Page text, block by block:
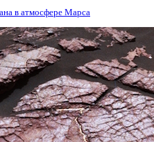
в атмосфере Марса